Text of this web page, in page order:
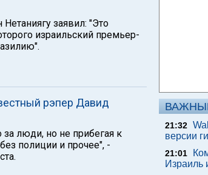
заявил: "Это
израильский премьер-
рэпер Давид
за люди, но не прибегая к
полиции и прочее", -
21:32
версии
21:01
Израиль